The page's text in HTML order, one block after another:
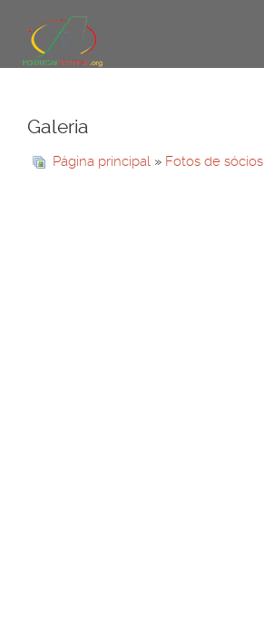
Galeria
Página principal » Fotos de sócios